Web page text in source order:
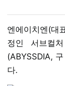
엔에이치엔(대
정인 서브컬
(ABYSSDIA,
다.